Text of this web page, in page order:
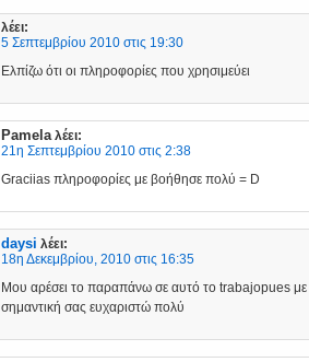
λέει:
5 Σεπτεμβρίου 2010 στις 19:30
Ελπίζω ότι οι πληροφορίες που χρησιμεύει
Pamela λέει:
21η Σεπτεμβρίου 2010 στις 2:38
Graciias πληροφορίες με βοήθησε πολύ = D
daysi λέει:
18η Δεκεμβρίου, 2010 στις 16:35
Μου αρέσει το παραπάνω σε αυτό το trabajopues
σημαντική σας ευχαριστώ πολύ